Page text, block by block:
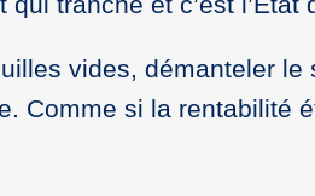
vides, démanteler le
Comme si la rentabilité